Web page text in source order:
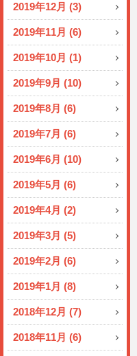
2019年12月 (3)
2019年11月 (6)
2019年10月 (1)
2019年9月 (10)
2019年8月 (6)
2019年7月 (6)
2019年6月 (10)
2019年5月 (6)
2019年4月 (2)
2019年3月 (5)
2019年2月 (6)
2019年1月 (8)
2018年12月 (7)
2018年11月 (6)